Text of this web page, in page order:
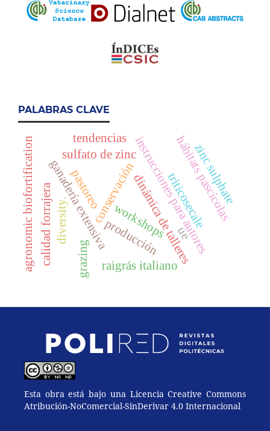
PALABRAS CLAVE
instrucciones para autores
conservación
ganadería extensiva hábitats pascícolas
dinámica de talleres
workshops
sulfato de zinc
triticosecale
calidad forrajera
zinc sulphate
agronomic biofortification raigrás italiano
pastoreo
grazing
diversity. ue
tendencias
producción
Esta obra está bajo una Licencia Creative Commons
Atribución-NoComercial-SinDerivar 4.0 Internacional